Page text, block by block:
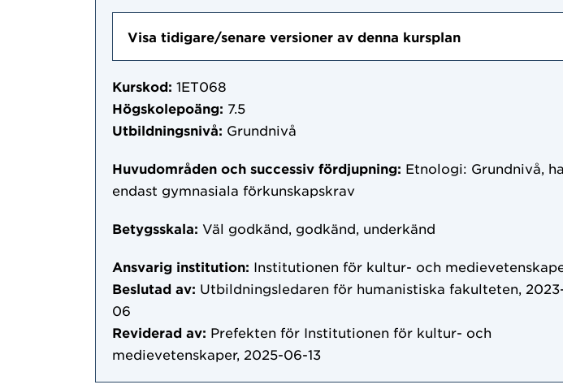
Visa tidigare/senare versioner av denna kursplan
Kurskod: 1ET068
Högskolepoäng: 7.5
Utbildningsnivå: Grundnivå
Huvudområden och successiv fördjupning: Etnologi: Grundnivå,
endast gymnasiala förkunskapskrav
Betygsskala: Väl godkänd, godkänd, underkänd
Ansvarig institution: Institutionen för kultur- och
Beslutad av: Utbildningsledaren för humanistiska fakulteten,
06
Reviderad av: Prefekten för Institutionen för kultur- och
medievetenskaper, 2025-06-13